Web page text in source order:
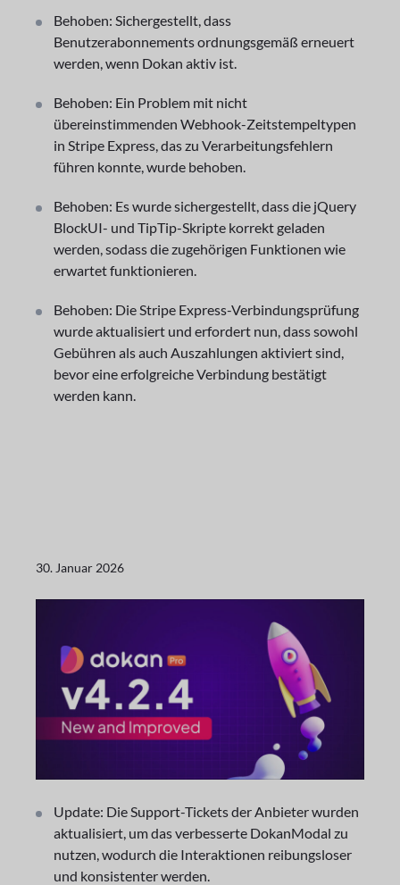
Behoben: Sichergestellt, dass
Benutzerabonnements ordnungsgemäß erneuert
werden, wenn Dokan aktiv ist.
Behoben: Ein Problem mit nicht
übereinstimmenden Webhook-Zeitstempeltypen
in Stripe Express, das zu Verarbeitungsfehlern
führen konnte, wurde behoben.
Behoben: Es wurde sichergestellt, dass die jQuery
BlockUI- und TipTip-Skripte korrekt geladen
werden, sodass die zugehörigen Funktionen wie
erwartet funktionieren.
Behoben: Die Stripe Express-Verbindungsprüfung
wurde aktualisiert und erfordert nun, dass sowohl
Gebühren als auch Auszahlungen aktiviert sind,
bevor eine erfolgreiche Verbindung bestätigt
werden kann.
30. Januar 2026
Update: Die Support-Tickets der Anbieter wurden
aktualisiert, um das verbesserte DokanModal zu
nutzen, wodurch die Interaktionen reibungsloser
und konsistenter werden.